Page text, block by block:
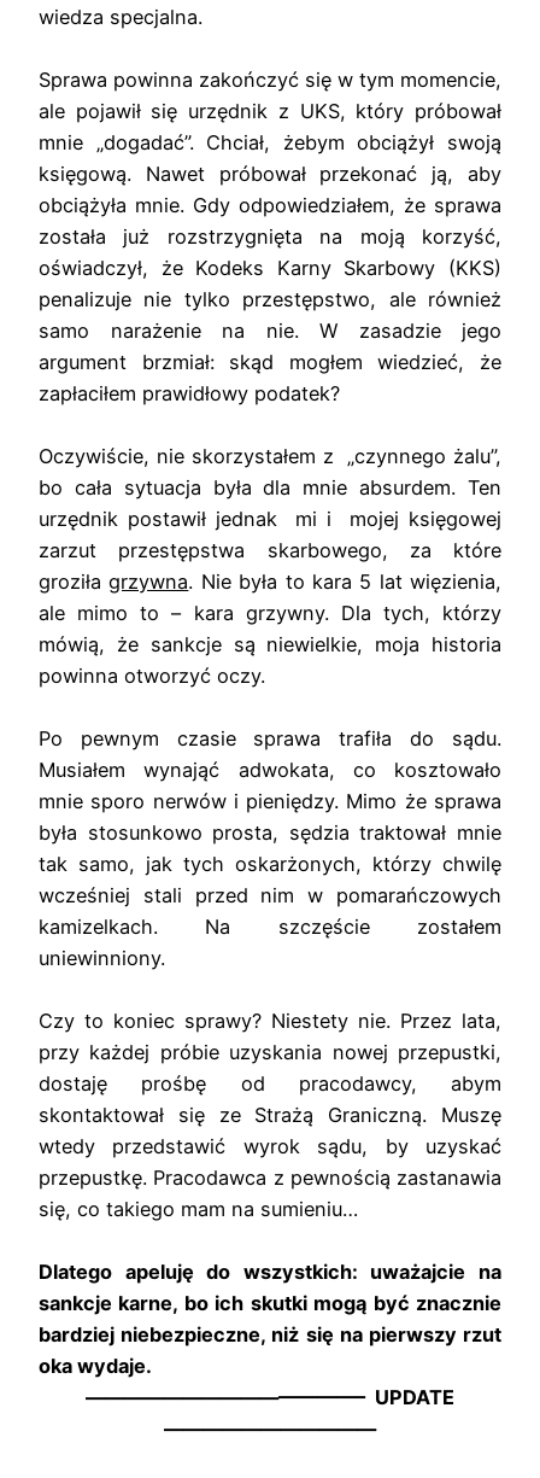
wiedza specjalna.
Sprawa powinna zakończyć się w tym momencie,
ale pojawił się urzędnik z UKS, który próbował
mnie „dogadać”. Chciał, żebym obciążył swoją
księgową. Nawet próbował przekonać ją, aby
obciążyła mnie. Gdy odpowiedziałem, że sprawa
została już rozstrzygnięta na moją korzyść,
oświadczył, że Kodeks Karny Skarbowy (KKS)
penalizuje nie tylko przestępstwo, ale również
samo narażenie na nie. W zasadzie jego
argument brzmiał: skąd mogłem wiedzieć, że
zapłaciłem prawidłowy podatek?
Oczywiście, nie skorzystałem z „czynnego żalu”,
bo cała sytuacja była dla mnie absurdem. Ten
urzędnik postawił jednak mi i mojej księgowej
zarzut przestępstwa skarbowego, za które
groziłagrzywna. Nie była to kara 5 lat więzienia,
ale mimo to – kara grzywny. Dla tych, którzy
mówią, że sankcje są niewielkie, moja historia
powinna otworzyć oczy.
Po pewnym czasie sprawa trafiła do sądu.
Musiałem wynająć adwokata, co kosztowało
mnie sporo nerwów i pieniędzy. Mimo że sprawa
była stosunkowo prosta, sędzia traktował mnie
tak samo, jak tych oskarżonych, którzy chwilę
wcześniej stali przed nim w pomarańczowych
kamizelkach. Na szczęście zostałem
uniewinniony.
Czy to koniec sprawy? Niestety nie. Przez lata,
przy każdej próbie uzyskania nowej przepustki,
dostaję prośbę od pracodawcy, abym
skontaktował się ze Strażą Graniczną. Muszę
wtedy przedstawić wyrok sądu, by uzyskać
przepustkę. Pracodawca z pewnością zastanawia
się, co takiego mam na sumieniu…
Dlatego apeluję do wszystkich: uważajcie na
sankcje karne, bo ich skutki mogą być znacznie
bardziej niebezpieczne, niż się na pierwszy rzut
oka wydaje.
——————————————– UPDATE
———————————